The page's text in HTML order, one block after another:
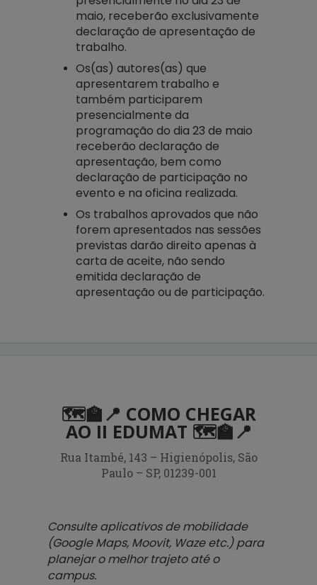
maio, receberão exclusivamente
declaração de apresentação de
trabalho.
Os(as) autores(as) que
apresentarem trabalho e
também participarem
presencialmente da
programação do dia 23 de maio
receberão declaração de
apresentação, bem como
declaração de participação no
evento e na oficina realizada.
Os trabalhos aprovados que não
forem apresentados nas sessões
previstas darão direito apenas à
carta de aceite, não sendo
emitida declaração de
apresentação ou de participação.
🗺️🏫📍 COMO CHEGAR
AO II EDUMAT 🗺️🏫📍
Rua Itambé, 143 – Higienópolis, São
Paulo – SP, 01239-001
Consulte aplicativos de mobilidade
(Google Maps, Moovit, Waze etc.) para
planejar o melhor trajeto até o
campus.